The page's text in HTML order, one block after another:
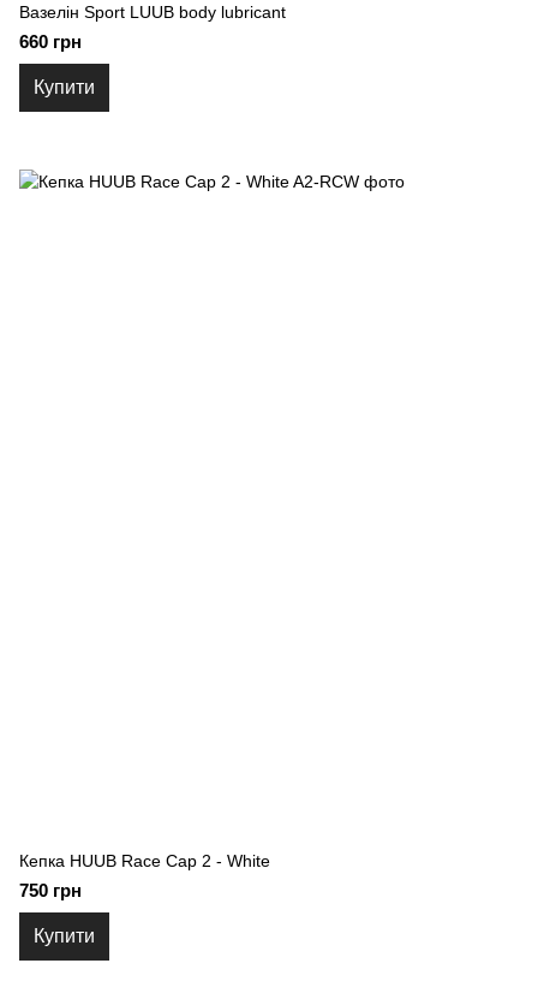
Вазелін Sport LUUB body lubricant
660 грн
Купити
Кепка HUUB Race Cap 2 - White
750 грн
Купити